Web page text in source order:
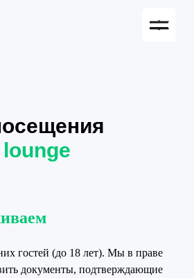
гостей (до 18 лет). Мы в праве
документы, подтверждающие